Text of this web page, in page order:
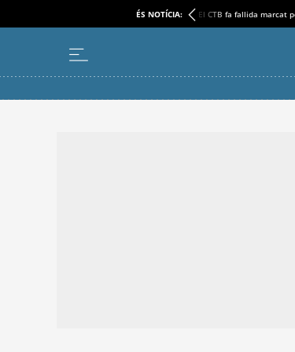
ÉS NOTÍCIA: El CTB fa fallida marcat